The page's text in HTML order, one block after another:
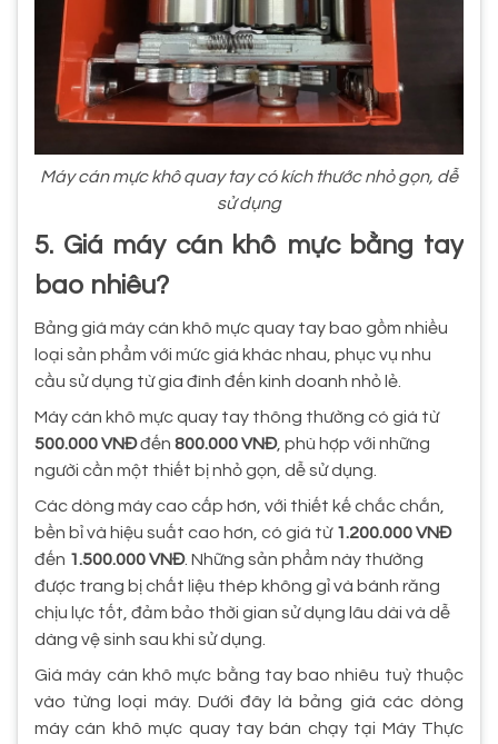
Máy cán mực khô quay tay có kích thước nhỏ gọn, dễ
sử dụng
5. Giá máy cán khô mực bằng tay
bao nhiêu?
Bảng giá máy cán khô mực quay tay bao gồm nhiều
loại sản phẩm với mức giá khác nhau, phục vụ nhu
cầu sử dụng từ gia đình đến kinh doanh nhỏ lẻ.
Máy cán khô mực quay tay thông thường có giá từ
500.000 VNĐđến 800.000 VNĐ, phù hợp với những
người cần một thiết bị nhỏ gọn, dễ sử dụng.
Các dòng máy cao cấp hơn, với thiết kế chắc chắn,
bền bỉ và hiệu suất cao hơn, có giá từ 1.200.000 VNĐ
đến 1.500.000 VNĐ. Những sản phẩm này thường
được trang bị chất liệu thép không gỉ và bánh răng
chịu lực tốt, đảm bảo thời gian sử dụng lâu dài và dễ
dàng vệ sinh sau khi sử dụng.
Giá máy cán khô mực bằng tay bao nhiêu tuỳ thuộc
vào từng loại máy. Dưới đây là bảng giá các dòng
máy cán khô mực quay tay bán chạy tại Máy Thực